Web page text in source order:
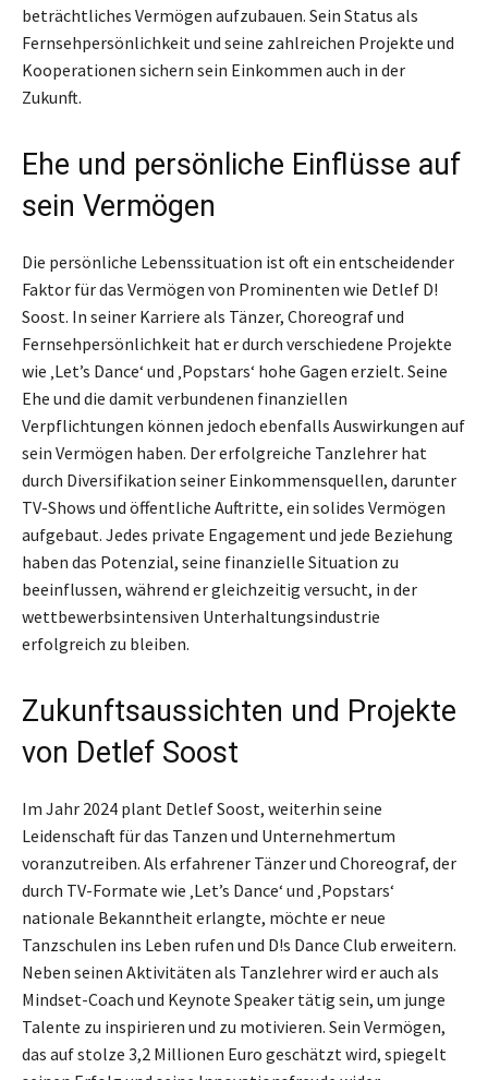
beträchtliches Vermögen aufzubauen. Sein Status als
Fernsehpersönlichkeit und seine zahlreichen Projekte und
Kooperationen sichern sein Einkommen auch in der
Zukunft.
Ehe und persönliche Einflüsse auf
sein Vermögen
Die persönliche Lebenssituation ist oft ein entscheidender
Faktor für das Vermögen von Prominenten wie Detlef D!
Soost. In seiner Karriere als Tänzer, Choreograf und
Fernsehpersönlichkeit hat er durch verschiedene Projekte
wie ‚Let’s Dance‘ und ‚Popstars‘ hohe Gagen erzielt. Seine
Ehe und die damit verbundenen finanziellen
Verpflichtungen können jedoch ebenfalls Auswirkungen auf
sein Vermögen haben. Der erfolgreiche Tanzlehrer hat
durch Diversifikation seiner Einkommensquellen, darunter
TV-Shows und öffentliche Auftritte, ein solides Vermögen
aufgebaut. Jedes private Engagement und jede Beziehung
haben das Potenzial, seine finanzielle Situation zu
beeinflussen, während er gleichzeitig versucht, in der
wettbewerbsintensiven Unterhaltungsindustrie
erfolgreich zu bleiben.
Zukunftsaussichten und Projekte
von Detlef Soost
Im Jahr 2024 plant Detlef Soost, weiterhin seine
Leidenschaft für das Tanzen und Unternehmertum
voranzutreiben. Als erfahrener Tänzer und Choreograf, der
durch TV-Formate wie ‚Let’s Dance‘ und ‚Popstars‘
nationale Bekanntheit erlangte, möchte er neue
Tanzschulen ins Leben rufen und D!s Dance Club erweitern.
Neben seinen Aktivitäten als Tanzlehrer wird er auch als
Mindset-Coach und Keynote Speaker tätig sein, um junge
Talente zu inspirieren und zu motivieren. Sein Vermögen,
das auf stolze 3,2 Millionen Euro geschätzt wird, spiegelt